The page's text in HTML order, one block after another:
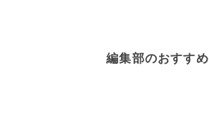
編集部のおすすめ